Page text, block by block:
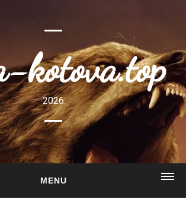
kotova.top
2026
MENU